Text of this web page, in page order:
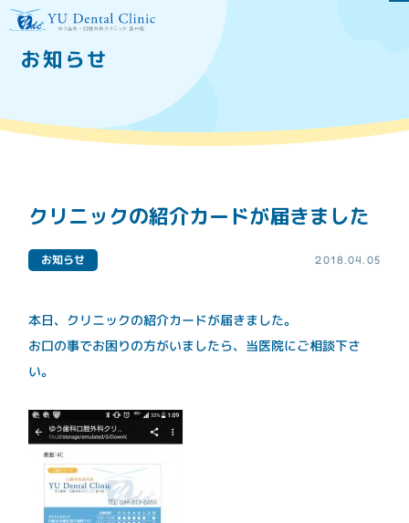
当院について
施設基準
について
診療内容
一般歯科
お知らせ
クリニックの紹介カードが届きました
お知らせ 2018.04.05
本日、クリニックの紹介カードが届きました。
お口の事でお困りの方がいましたら、当医院にご相談下さ
い。